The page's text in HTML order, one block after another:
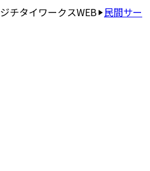
ジチタイワークスWEB 民間サー